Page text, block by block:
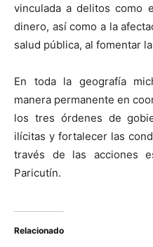
vinculada a delitos como
dinero, así como a la
salud pública, al fomentar
En toda la geografía
manera permanente en
los tres órdenes de
ilícitas y fortalecer las
través de las acciones
Paricutín.
Relacionado